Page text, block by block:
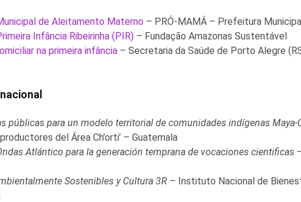
de Aleitamento Materno – PRÓ-MAMÁ – Prefeitura
Infância Ribeirinha (PIR) – Fundação Amazonas Sustentável
na primeira infância – Secretaria da Saúde de Porto Alegre
públicas para un modelo territorial de comunidades indígenas Maya-
del Área Ch’orti’ – Guatemala
Atlántico para la generación temprana de vocaciones cientificas
Sostenibles y Cultura 3R – Instituto Nacional de